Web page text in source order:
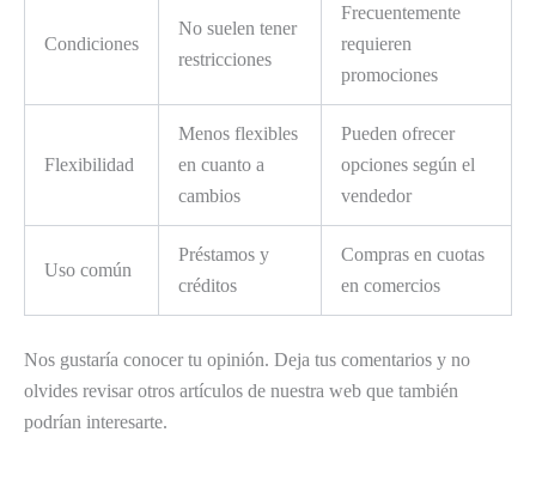
Condiciones
No suelen tener
restricciones
Frecuentemente
requieren
promociones
Flexibilidad
Menos flexibles
en cuanto a
cambios
Pueden ofrecer
opciones según el
vendedor
Uso común
Préstamos y
créditos
Compras en cuotas
en comercios
Nos gustaría conocer tu opinión. Deja tus comentarios y no
olvides revisar otros artículos de nuestra web que también
podrían interesarte.